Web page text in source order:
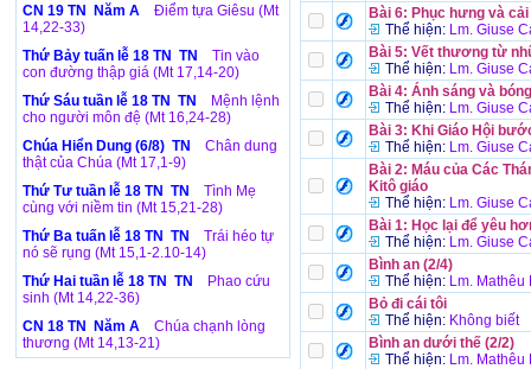
CN 19 TN Năm A
Điểm tựa Giêsu (Mt
14,22-33)
Thứ Bảy tuấn lễ 18 TN TN
Tin vào
con đường thập giá (Mt 17,14-20)
Thứ Sáu tuần lễ 18 TN TN
Mệnh lệnh
cho người môn đệ (Mt 16,24-28)
Chúa Hiển Dung (6/8) TN
Chân dung
thật của Chúa (Mt 17,1-9)
Thứ Tư tuần lễ 18 TN TN
Tình Mẹ
cùng với niềm tin (Mt 15,21-28)
Thứ Ba tuấn lễ 18 TN TN
Trái héo tự
nó sẽ rụng (Mt 15,1-2.10-14)
Thứ Hai tuần lễ 18 TN TN
Phao cứu
sinh (Mt 14,22-36)
CN 18 TN Năm A
Chúa chạnh lòng
thương (Mt 14,13-21)
Bài 6: Phục hưng và
Thể hiện: Lm. Giuse
Bài 5: Vết thương từ
Thể hiện: Lm. Giuse
Bài 4: Ánh sáng và
Thể hiện: Lm. Giuse
Bài 3: Khi Giáo Hội
Thể hiện: Lm. Giuse
Bài 2: Máu của Các
Kitô giáo
Thể hiện: Lm. Giuse
Bài 1: Học lại để yêu
Thể hiện: Lm. Giuse
Bình an (2/4)
Thể hiện: Lm. Mathêu
Bỏ đi cái tôi
Thể hiện: Không biết
Bình an dưới thế (2/2)
Thể hiện: Lm. Mathêu